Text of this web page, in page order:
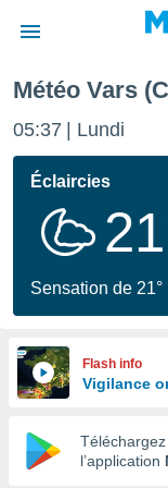
de
Météo Vars
05:37 Lundi
Éclaircies
Sensation de 21°
Flash info
Vigilance
Téléchargez
l’application